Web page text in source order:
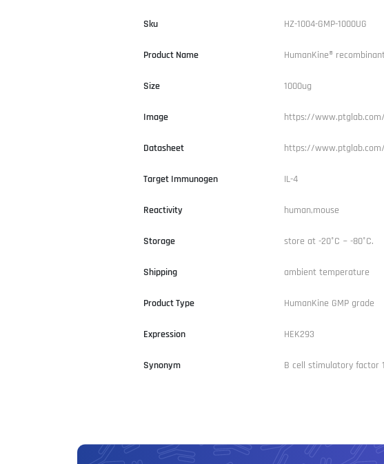
Sku HZ-1004-GMP-1000UG
Product Name HumanKine®
Size 1000ug
Image https://www.ptglab.com/
Datasheet https://
Target Immunogen IL-4
Reactivity human,mouse
Storage store at -20°C ~ -80°C.
Shipping ambient temperature
Product Type HumanKine GMP grade
Expression HEK293
Synonym B cell stimulatory factor